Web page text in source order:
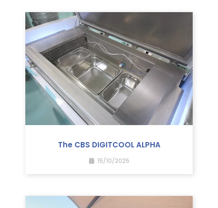
The CBS DIGITCOOL ALPHA
15/10/2025